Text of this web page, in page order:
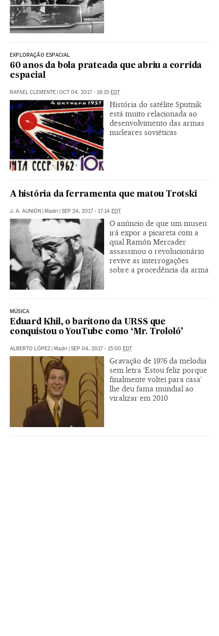
EXPLORAÇÃO ESPACIAL
60 anos da bola prateada que abriu a corrida
espacial
RAFAEL CLEMENTE | OCT 04, 2017 - 19:15 EDT
História do satélite Sputnik
está muito relacionada ao
desenvolvimento das armas
nucleares soviéticas
A história da ferramenta que matou Trotski
J. A. AUNIÓN | Madri | SEP 24, 2017 - 17:14 EDT
O anúncio de que um museu
irá expor a picareta com a
qual Ramón Mercader
assassinou o revolucionário
revive as interrogações
sobre a procedência da arma
MÚSICA
Eduard Khil, o barítono da URSS que
conquistou o YouTube como ‘Mr. Trololó’
ALBERTO LÓPEZ | Madri | SEP 04, 2017 - 15:00 EDT
Gravação de 1976 da melodia
sem letra ‘Estou feliz porque
finalmente voltei para casa’
lhe deu fama mundial ao
viralizar em 2010